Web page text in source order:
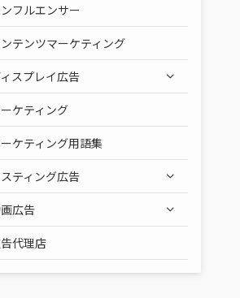
フルエンサー
テンツマーケティング
スプレイ広告
ケティング
ケティング用語集
スティング広告
広告
代理店